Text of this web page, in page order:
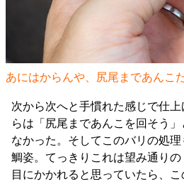
あにはからんや、尻尾まであんこ
次から次へと手慣れた感じで仕
らは「尻尾まであんこを回そう
なかった。そしてこのバリの処
鯛姿。てっきりこれは望み通り
目にかかれると思っていたら、